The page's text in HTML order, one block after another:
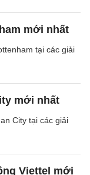
mới nhất
tại các giải
mới nhất
City tại các giải
Viettel mới